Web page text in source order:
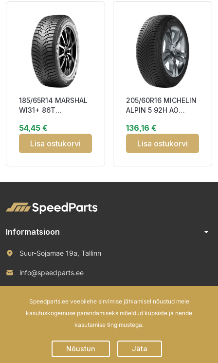
185/65R14 MARSHAL
WI31+ 86T
3PMSF IceGrip M+S
54,45 €
Lisa ostukorvi
205/60R16 MICHELIN
ALPIN 5 92H AO
3PMSF
136,16 €
Lisa ostukorvi
Informatsioon arrow_drop_down
Suur-Sojamae 19a, Tallinn
info@speedparts.ee
Speedparts.ee veebilehe sirvimise jätkamisel nõustud meie
kasutuskogemuse parandamiseks mõeldud küpsiste ja nende
kasutamise tingimustega.
Nõustun Jäta